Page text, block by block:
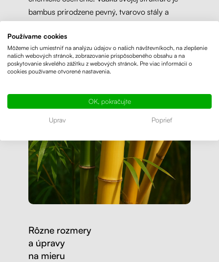
bambus prirodzene pevný, tvarovo stály a
Rôzne rozmery
a úpravy
na mieru
Používame cookies
Môžeme ich umiestniť na analýzu údajov o našich návštevníkoch, na zlepšenie
našich webových stránok, zobrazovanie prispôsobeného obsahu a na
poskytovanie skvelého zážitku z webových stránok. Pre viac informácií o
cookies používame otvorené nastavenia.
OK, pokračujte
Uprav Poprieť